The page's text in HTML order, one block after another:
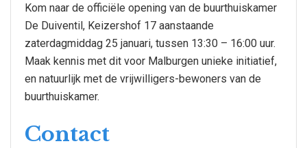
Kom naar de officiële opening van de buurthuiskamer
De Duiventil, Keizershof 17 aanstaande
zaterdagmiddag 25 januari, tussen 13:30 – 16:00 uur.
Maak kennis met dit voor Malburgen unieke initiatief,
en natuurlijk met de vrijwilligers-bewoners van de
buurthuiskamer.
Contact